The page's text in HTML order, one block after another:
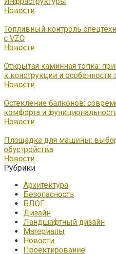
Новости
Топливный контроль
с VZO
Новости
Открытая каминная топка:
к конструкции и особенности
Новости
Остекление балконов:
комфорта и
Новости
Площадка для машины:
обустройства
Новости
Рубрики
Архитектура
Безопасность
БЛОГ
Дизайн
Ландшафтный дизайн
Материалы
Новости
Проектирование